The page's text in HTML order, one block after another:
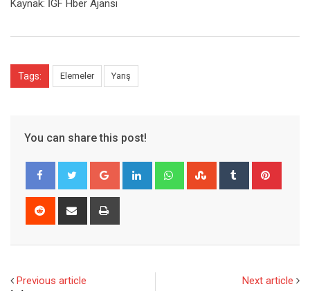
Kaynak: İGF Hber Ajansı
Tags: Elemeler Yarış
You can share this post!
Google+ LinkedIn WhatsappStumbleUpon
Tumblr
Reddit
Share
Previous article Next article